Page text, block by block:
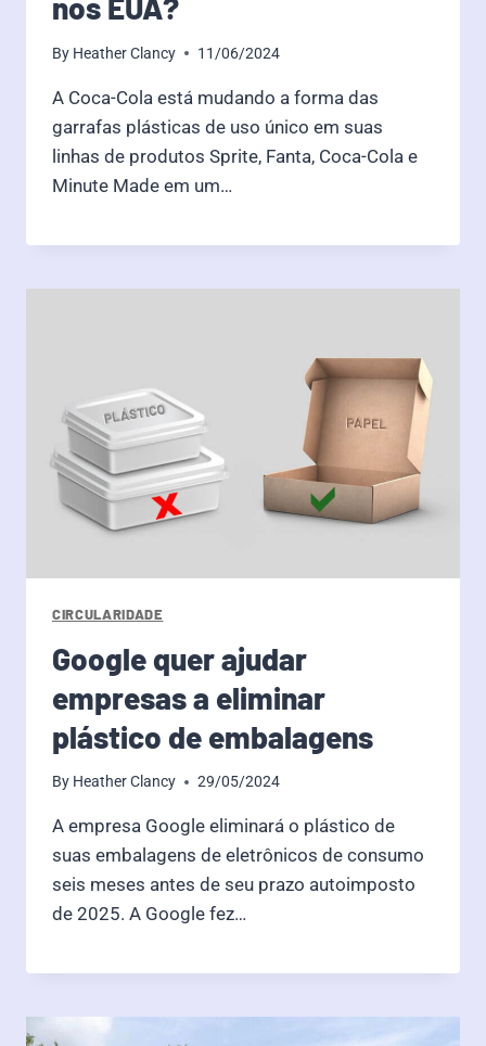
nos EUA?
By Heather Clancy 11/06/2024
A Coca-Cola está mudando a forma das
garrafas plásticas de uso único em suas
linhas de produtos Sprite, Fanta, Coca-Cola e
Minute Made em um…
CIRCULARIDADE
Google quer ajudar
empresas a eliminar
plástico de embalagens
By Heather Clancy 29/05/2024
A empresa Google eliminará o plástico de
suas embalagens de eletrônicos de consumo
seis meses antes de seu prazo autoimposto
de 2025. A Google fez…